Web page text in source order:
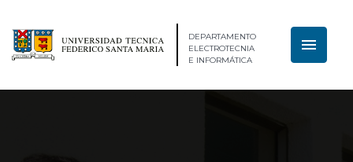
DEPARTAMENTO
ELECTROTECNIA
E INFORMÁTICA
menu